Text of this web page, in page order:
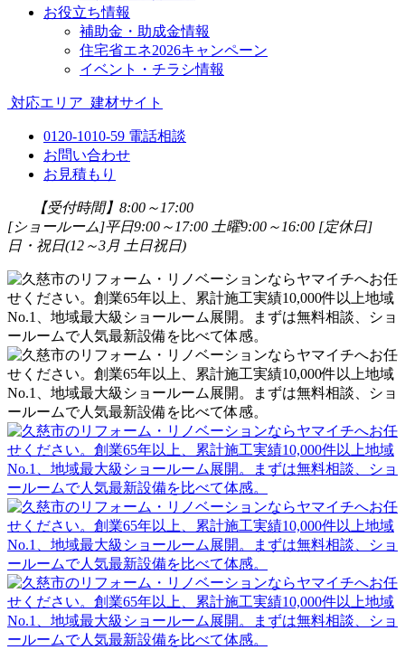
お役立ち情報
補助金・助成金情報
住宅省エネ2026キャンペーン
イベント・チラシ情報
対応エリア 建材サイト
0120-1010-59 電話相談
お問い合わせ
お見積もり
【受付時間】8:00～17:00
[ショールーム]平日9:00～17:00 土曜9:00～16:00 [定休日]
日・祝日(12～3月 土日祝日)